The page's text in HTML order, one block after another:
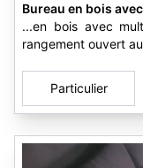
Bureau en bois
...en bois avec
rangement ouvert
Particulier